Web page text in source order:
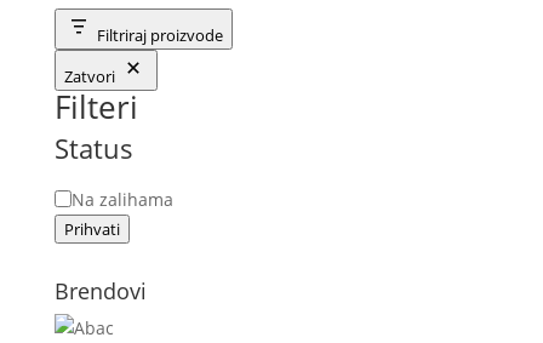
Filtriraj proizvode
Zatvori
Filteri
Status
Status
Na zalihama
Prihvati
Brendovi